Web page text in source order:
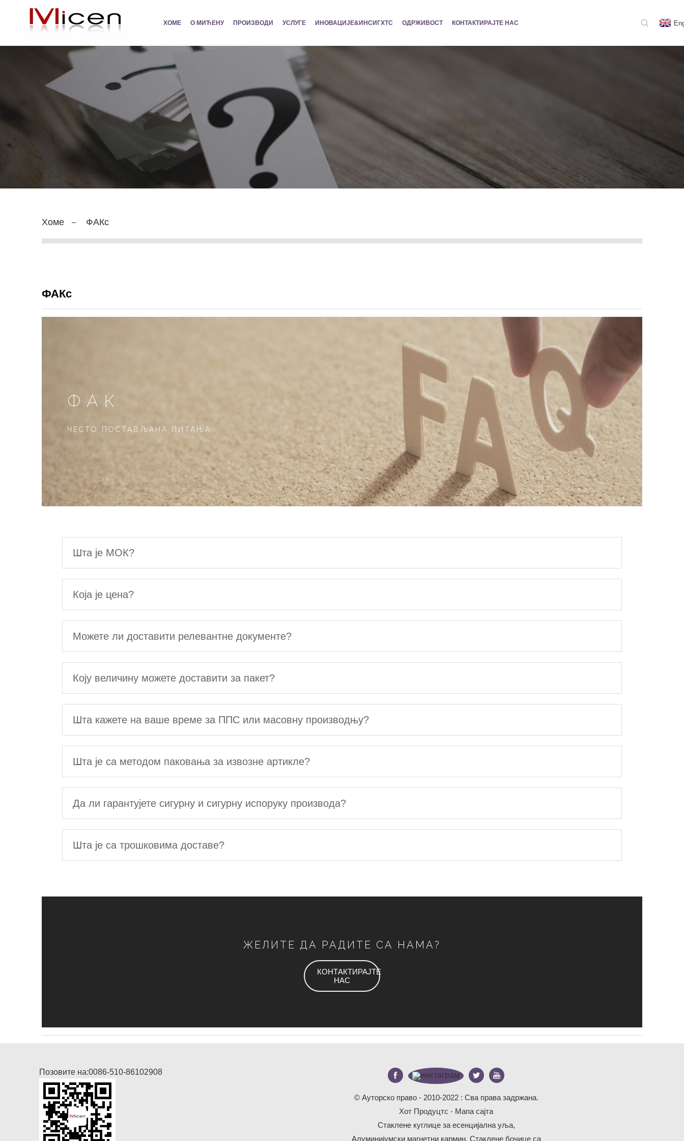
ХОМЕ О МИЋЕНУ ПРОИЗВОДИ УСЛУГЕ ИНОВАЦИЈЕ&ИНСИГХТС ОДРЖИВОСТ КОНТАКТИРАЈТЕ НАС
Хоме ФАКс
ФАКс
ФАК
ЧЕСТО ПОСТАВЉАНА ПИТАЊА
Шта је МОК?
Која је цена?
Можете ли доставити релевантне документе?
Коју величину можете доставити за пакет?
Шта кажете на ваше време за ППС или масовну производњу?
Шта је са методом паковања за извозне артикле?
Да ли гарантујете сигурну и сигурну испоруку производа?
Шта је са трошковима доставе?
ЖЕЛИТЕ ДА РАДИТЕ СА НАМА?
КОНТАКТИРАЈТЕ
НАС
Позовите на:0086-510-86102908
© Ауторско право - 2010-2022 : Сва права задржана.
Хот Продуцтс - Мапа сајта
Стаклене куглице за есенцијална уља,
Алуминијумски магнетни кармин, Стаклене бочице са